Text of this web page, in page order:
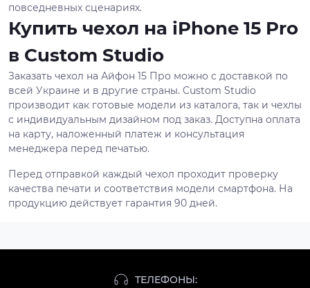
повседневных сценариях.
Купить чехол на iPhone 15 Pro
в Custom Studio
Заказать чехол на Айфон 15 Про можно с доставкой по
всей Украине и в другие страны. Custom Studio
производит как готовые модели из каталога, так и чехлы
с индивидуальным дизайном под заказ. Доступна оплата
на карту, наложенный платеж и консультация
менеджера перед печатью.
Перед отправкой каждый чехол проходит проверку
качества печати и соответствия модели смартфона. На
продукцию действует гарантия 90 дней.
ТЕЛЕФОНЫ: